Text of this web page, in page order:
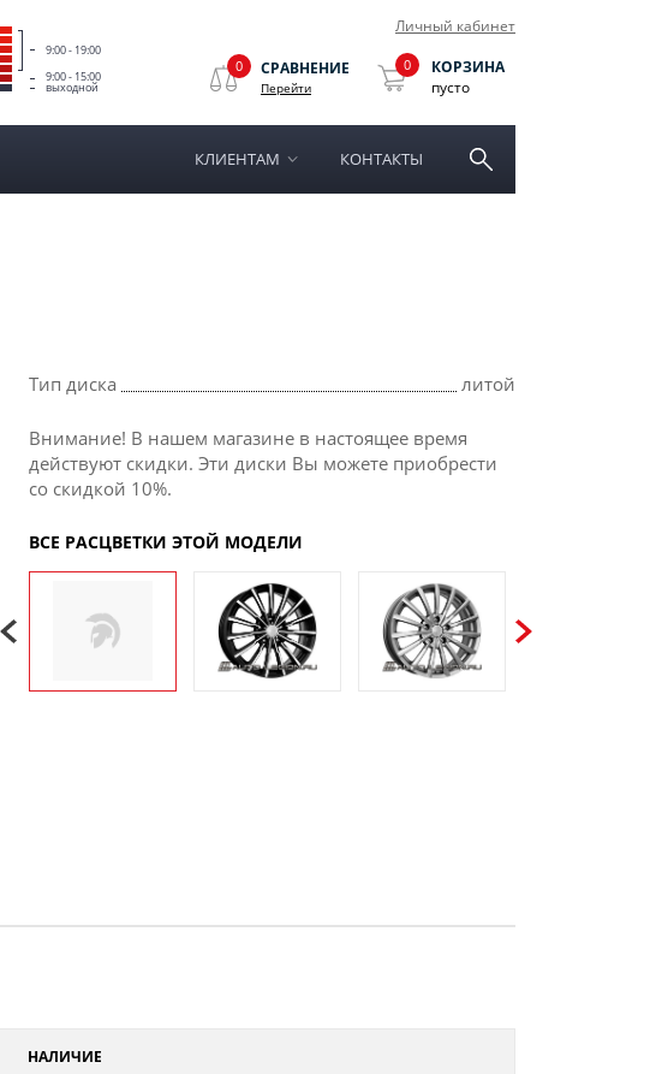
Личный кабинет
9:00 - 19:00
9:00 - 15:00
выходной
0 СРАВНЕНИЕ
Перейти
0
КОРЗИНА
пусто
КЛИЕНТАМ КОНТАКТЫ
Тип диска литой
Внимание! В нашем магазине в настоящее время
действуют скидки. Эти диски Вы можете приобрести
со скидкой 10%.
ВСЕ РАСЦВЕТКИ ЭТОЙ МОДЕЛИ
НАЛИЧИЕ